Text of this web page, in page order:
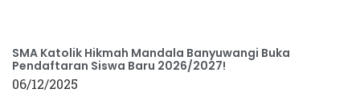
SMA Katolik Hikmah Mandala Banyuwangi Buka
Pendaftaran Siswa Baru 2026/2027!
06/12/2025